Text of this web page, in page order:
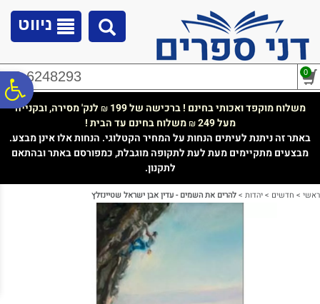
נגישות
ניווט
02-6248293 0
משלוח מוקפד ואכותי בחינם ! ברכישה של 199 ₪ לנק' מסירה, ובקנייה
מעל 249
₪משלוח בחינם עד הבית !
באתר זה ניתנת לעיתים הנחות על המחיר הקטלוגי. הנחות אלו אינן מבצע.
מבצעים מתקיימים מעת לעת לתקופה מוגבלת, כמפורסם באתר ובהתאם
לתקנון.
ראשי > חדשים >יהדות >להרים את השמים - עדין אבן ישראל שטיינזלץ